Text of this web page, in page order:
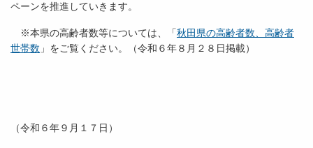
ペーンを推進していきます。
※本県の高齢者数等については、「秋田県の高齢者数、高齢者
世帯数 」をご覧ください。（令和６年８月２８日掲載）
（令和６年９月１７日）